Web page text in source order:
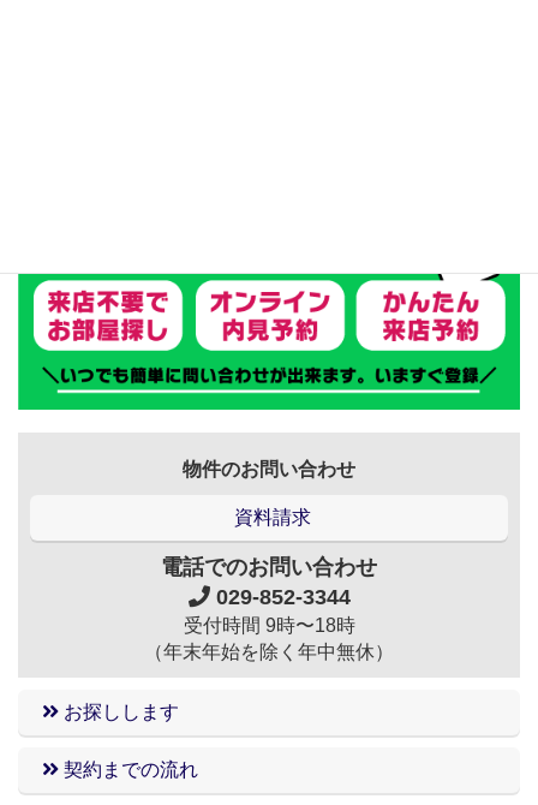
物件のお問い合わせ
資料請求
電話でのお問い合わせ
029-852-3344
受付時間 9時〜18時
（年末年始を除く年中無休）
お探しします
契約までの流れ